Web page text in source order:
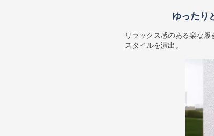
ゆったり
リラックス感のある楽な
スタイルを演出。